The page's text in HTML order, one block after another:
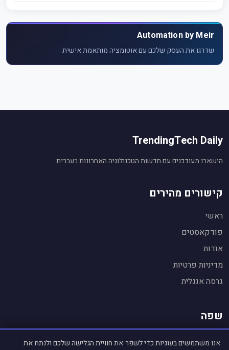
Automation by Meir
שדרגו את העסק שלכם עם אוטומציה מותאמת אישית
TrendingTech Daily
הישארו מעודכנים עם חדשות הטכנולוגיה האחרונות בעברית.
קישורים מהירים
ראשי
פודקאסטים
אודות
מדיניות פרטיות
גרסה אנגלית
שפה
אנו משתמשים בעוגיות כדי לשפר את חוויית הגלישה שלכם ולנתח את